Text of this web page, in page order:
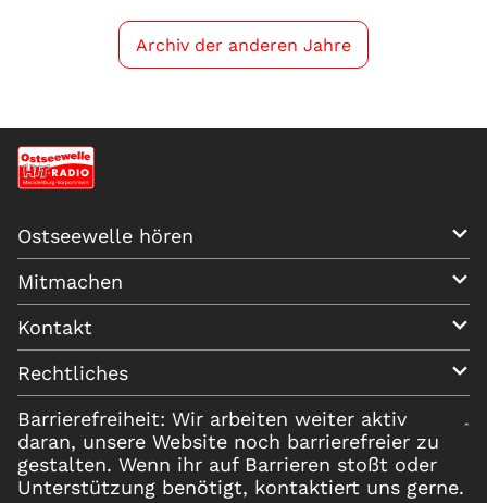
Archiv der anderen Jahre
Ostseewelle hören
Mitmachen
Kontakt
Rechtliches
Barrierefreiheit: Wir arbeiten weiter aktiv
daran, unsere Website noch barrierefreier zu
gestalten. Wenn ihr auf Barrieren stoßt oder
Unterstützung benötigt, kontaktiert uns gerne.